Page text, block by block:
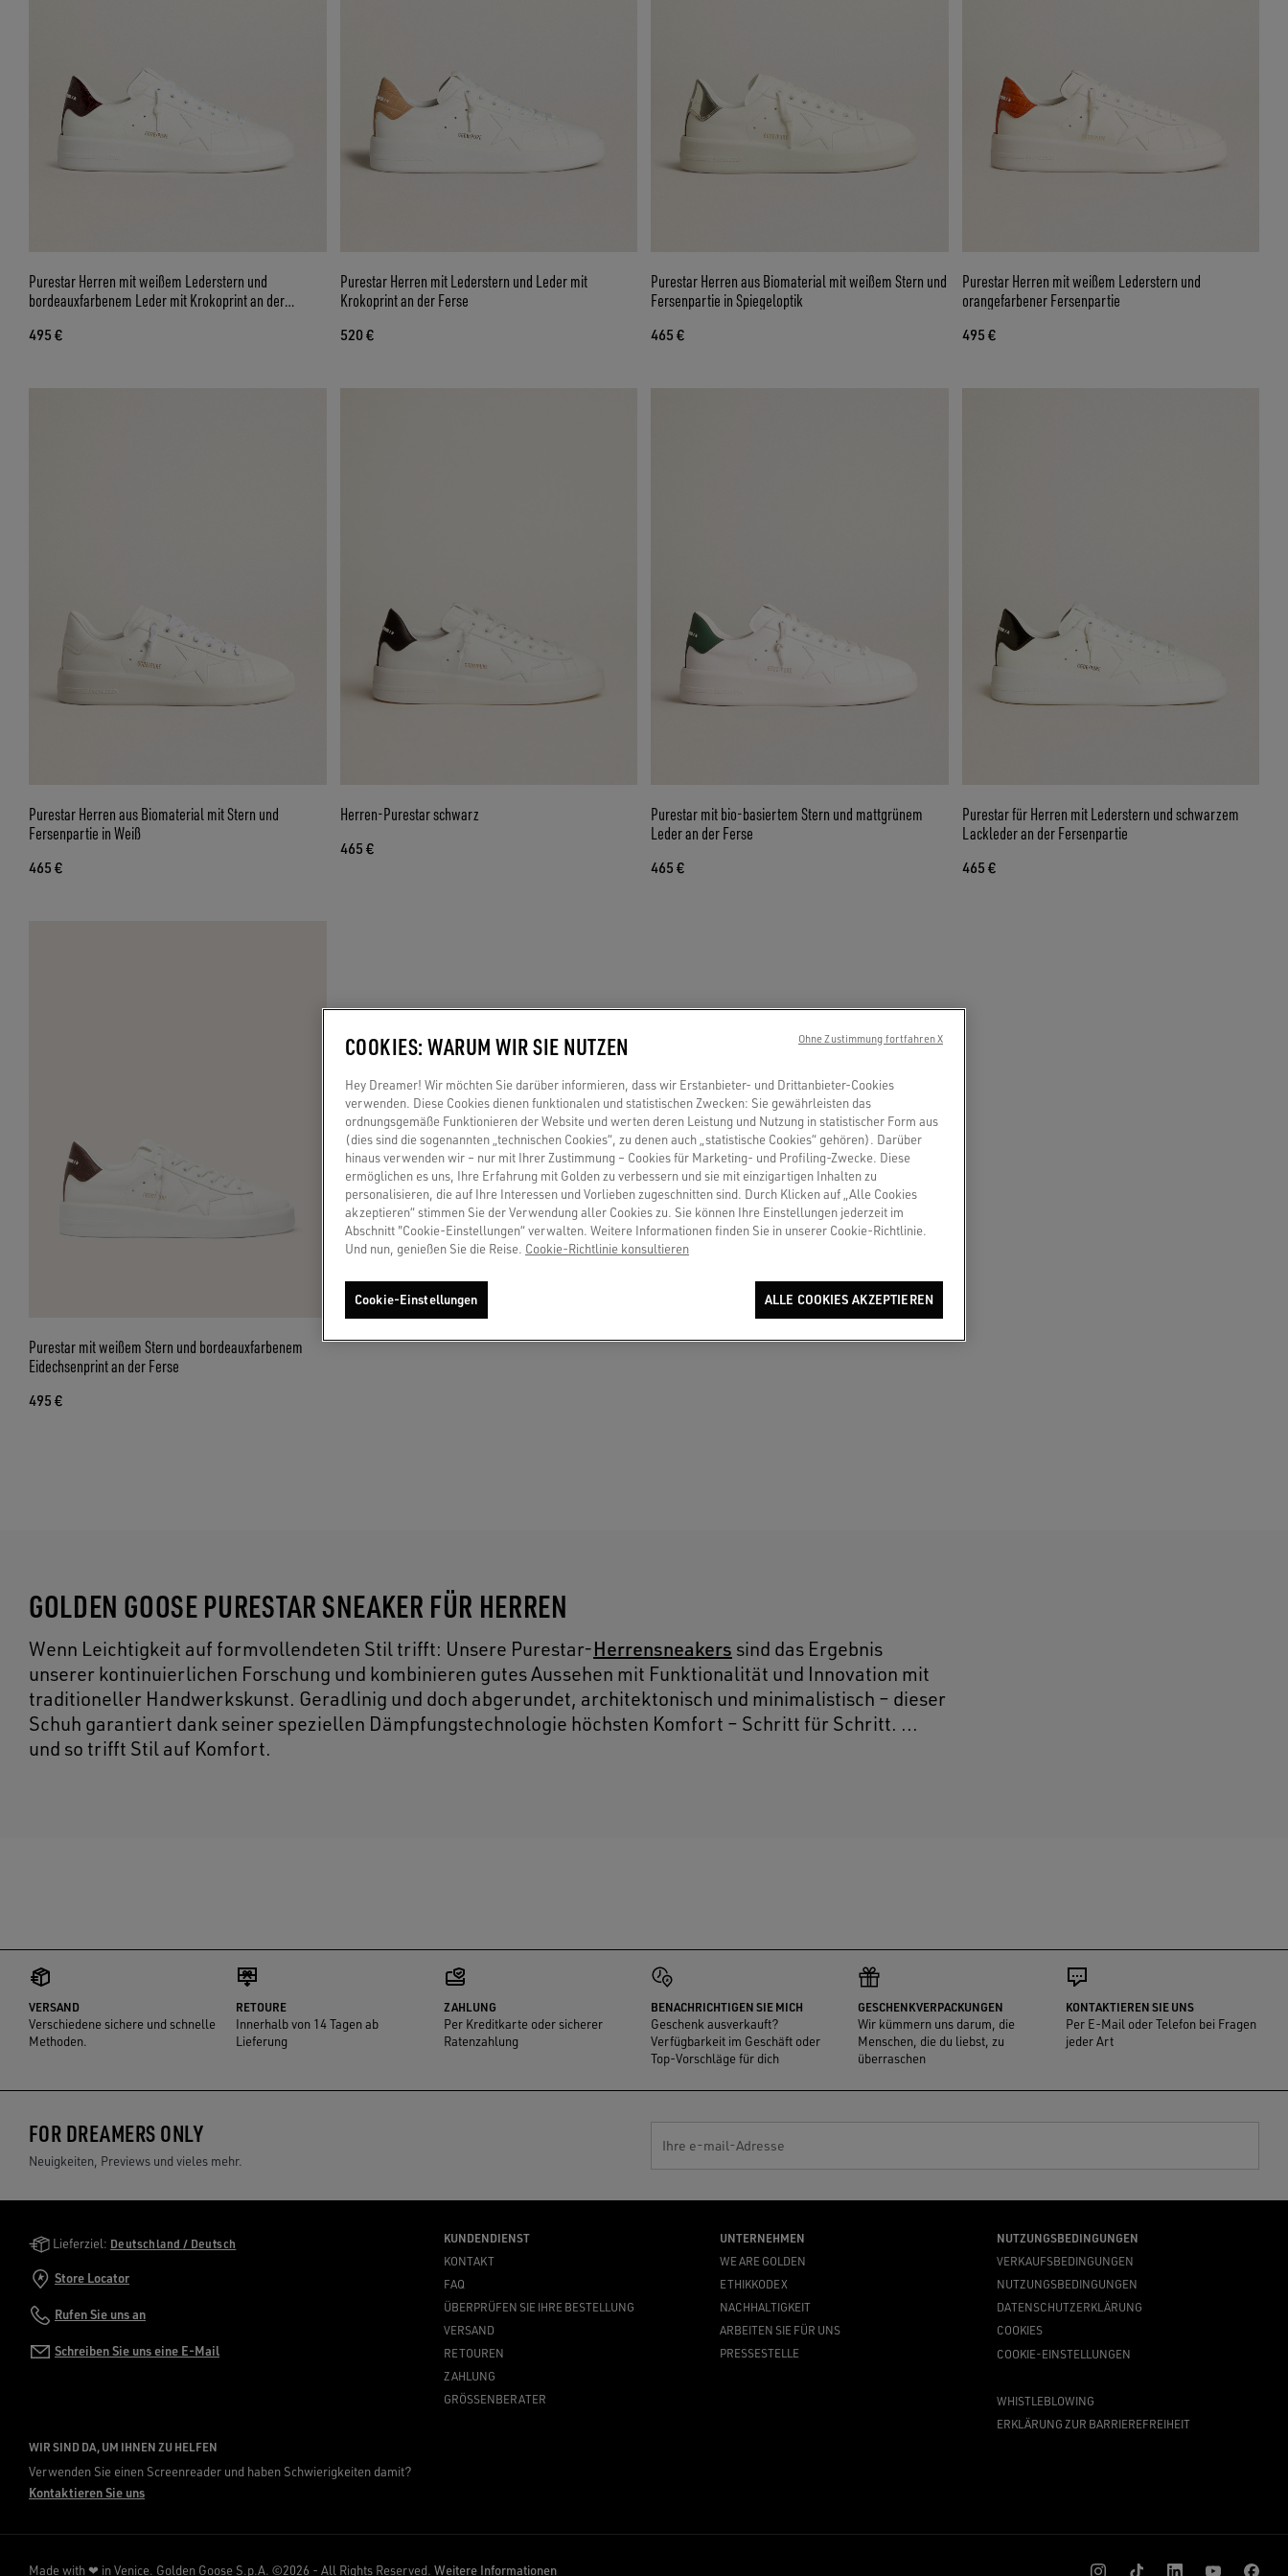
Purestar Herren mit weißem Lederstern und
bordeauxfarbenem Leder mit Krokoprint an der
495 €
Purestar Herren mit Lederstern und Leder mit
Krokoprint an der Ferse
520 €
Purestar Herren aus Biomaterial mit weißem Stern und
Fersenpartie in Spiegeloptik
465 €
Purestar Herren mit weißem Lederstern und
orangefarbener Fersenpartie
495 €
Purestar Herren aus Biomaterial mit Stern und
Fersenpartie in Weiß
465 €
Herren-Purestar schwarz
465 €
Purestar mit bio-basiertem Stern und mattgrünem
Leder an der Ferse
465 €
Purestar für Herren mit Lederstern und schwarzem
Lackleder an der Fersenpartie
465 €
Purestar mit weißem Stern und bordeauxfarbenem
Eidechsenprint an der Ferse
495 €
GOLDEN GOOSE PURESTAR SNEAKER FÜR HERREN
Wenn Leichtigkeit auf formvollendeten Stil trifft: Unsere Purestar-Herrensneakers sind das Ergebnis
unserer kontinuierlichen Forschung und kombinieren gutes Aussehen mit Funktionalität und Innovation mit
traditioneller Handwerkskunst. Geradlinig und doch abgerundet, architektonisch und minimalistisch – dieser
Schuh garantiert dank seiner speziellen Dämpfungstechnologie höchsten Komfort – Schritt für Schritt. ...
und so trifft Stil auf Komfort.
VERSAND
Verschiedene sichere und schnelle
Methoden.
RETOURE
Innerhalb von 14 Tagen ab
Lieferung
ZAHLUNG
Per Kreditkarte oder sicherer
Ratenzahlung
BENACHRICHTIGEN SIE MICH
Geschenk ausverkauft?
Verfügbarkeit im Geschäft oder
Top-Vorschläge für dich
GESCHENKVERPACKUNGEN
Wir kümmern uns darum, die
Menschen, die du liebst, zu
überraschen
KONTAKTIEREN SIE UNS
Per E-Mail oder Telefon bei Fragen
jeder Art
FOR DREAMERS ONLY
Neuigkeiten, Previews und vieles mehr.
Ihre e-mail-Adresse
Golden Goose Services
Lieferziel: Deutschland / Deutsch
Store Locator
Rufen Sie uns an
Schreiben Sie uns eine E-Mail
KUNDENDIENST
KONTAKT
FAQ
ÜBERPRÜFEN SIE IHRE BESTELLUNG
VERSAND
RETOUREN
ZAHLUNG
GRÖSSENBERATER
UNTERNEHMEN
WE ARE GOLDEN
ETHIKKODEX
NACHHALTIGKEIT
ARBEITEN SIE FÜR UNS
PRESSESTELLE
NUTZUNGSBEDINGUNGEN
VERKAUFSBEDINGUNGEN
NUTZUNGSBEDINGUNGEN
DATENSCHUTZERKLÄRUNG
COOKIES
COOKIE-EINSTELLUNGEN
WHISTLEBLOWING
ERKLÄRUNG ZUR BARRIEREFREIHEIT
WIR SIND DA, UM IHNEN ZU HELFEN
Verwenden Sie einen Screenreader und haben Schwierigkeiten damit?
Kontaktieren Sie uns
Made with ❤ in Venice. Golden Goose S.p.A. ©2026 - All Rights Reserved. Weitere Informationen
COOKIES: WARUM WIR SIE NUTZEN
Hey Dreamer! Wir möchten Sie darüber informieren, dass wir Erstanbieter- und Drittanbieter-Cookies
verwenden. Diese Cookies dienen funktionalen und statistischen Zwecken: Sie gewährleisten das
ordnungsgemäße Funktionieren der Website und werten deren Leistung und Nutzung in statistischer Form aus
(dies sind die sogenannten „technischen Cookies“, zu denen auch „statistische Cookies“ gehören). Darüber
hinaus verwenden wir – nur mit Ihrer Zustimmung – Cookies für Marketing- und Profiling-Zwecke. Diese
ermöglichen es uns, Ihre Erfahrung mit Golden zu verbessern und sie mit einzigartigen Inhalten zu
personalisieren, die auf Ihre Interessen und Vorlieben zugeschnitten sind. Durch Klicken auf „Alle Cookies
akzeptieren“ stimmen Sie der Verwendung aller Cookies zu. Sie können Ihre Einstellungen jederzeit im
Abschnitt "Cookie-Einstellungen“ verwalten. Weitere Informationen finden Sie in unserer Cookie-Richtlinie.
Und nun, genießen Sie die Reise. Cookie-Richtlinie konsultieren
Cookie-Einstellungen ALLE COOKIES AKZEPTIEREN
Ohne Zustimmung fortfahren X